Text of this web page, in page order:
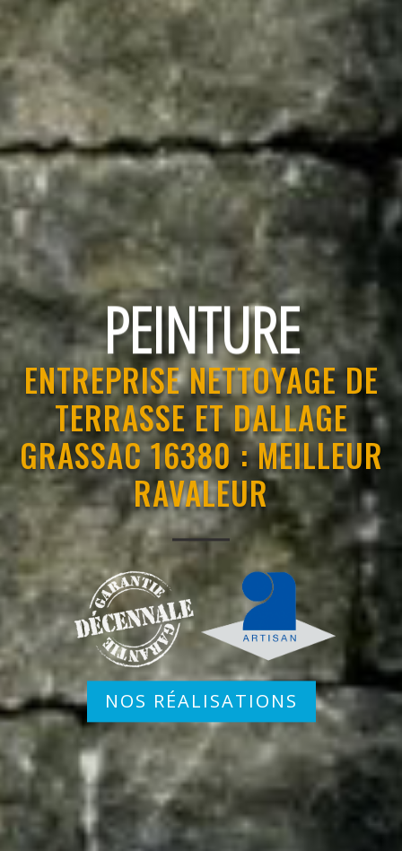
RAVALEMENT
ENTREPRISE NETTOYAGE DE
TERRASSE ET DALLAGE
GRASSAC 16380 : MEILLEUR
RAVALEUR
NOS RÉALISATIONS